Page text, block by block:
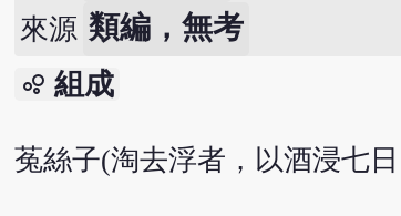
來源 類編，無考
bubble_chart 組成
菟絲子(淘去浮者，以酒浸七